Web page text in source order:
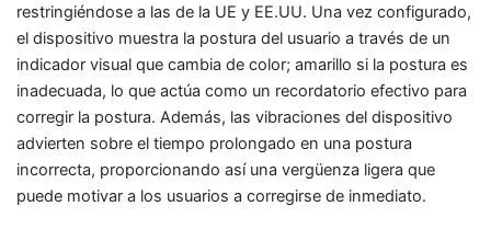
restringiéndose a las de la UE y EE.UU. Una vez configurado,
el dispositivo muestra la postura del usuario a través de un
indicador visual que cambia de color; amarillo si la postura es
inadecuada, lo que actúa como un recordatorio efectivo para
corregir la postura. Además, las vibraciones del dispositivo
advierten sobre el tiempo prolongado en una postura
incorrecta, proporcionando así una vergüenza ligera que
puede motivar a los usuarios a corregirse de inmediato.